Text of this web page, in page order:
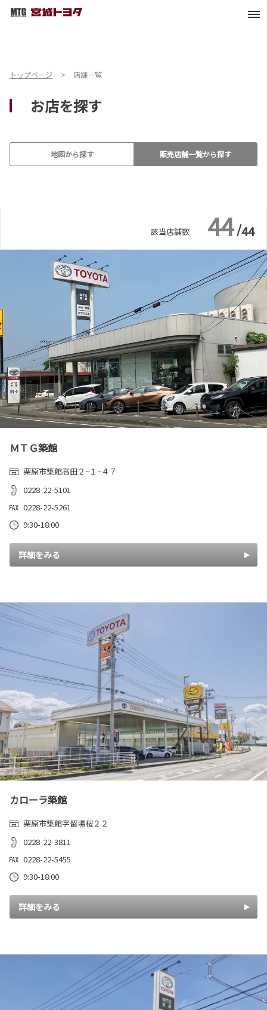
トップページ 店舗一覧
お店を探す
地図から探す 販売店舗一覧から探す
該当店舗数 44 /44
ロア
授乳室
福祉車両展示店
ＭＴＧ築館
栗原市築館高田２−１−４７
0228-22-5101
0228-22-5261
9:30-18:00
詳細をみる
カローラ築館
栗原市築館字留場桜２２
0228-22-3811
0228-22-5455
9:30-18:00
詳細をみる